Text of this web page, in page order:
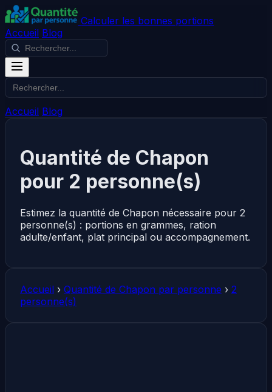
Calculer les bonnes portions
Accueil Blog
Accueil Blog
Quantité de Chapon
pour 2 personne(s)
Estimez la quantité de Chapon nécessaire pour 2
personne(s) : portions en grammes, ration
adulte/enfant, plat principal ou accompagnement.
Accueil › Quantité de Chapon par personne › 2
personne(s)